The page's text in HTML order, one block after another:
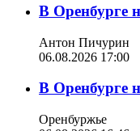
В Оренбурге
Антон Пичурин
06.08.2026 17:00
В Оренбурге
Оренбуржье